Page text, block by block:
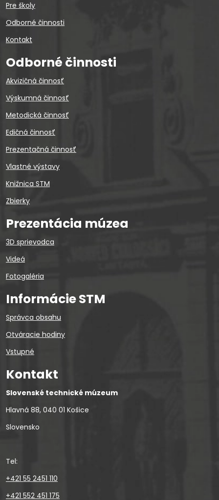
Pre školy
Odborné činnosti
Kontakt
Odborné činnosti
Akvizičná činnosť
Výskumná činnosť
Metodická činnosť
Edičná činnosť
Prezentačná činnosť
Vlastné výstavy
Knižnica STM
Zbierky
Prezentácia múzea
3D sprievodca
Videá
Fotogaléria
Informácie STM
Správca obsahu
Otváracie hodiny
Vstupné
Kontakt
Slovenské technické múzeum
Hlavná 88, 040 01 Košice
Slovensko
Tel:
+421 55 2451 110
+421 552 451 175